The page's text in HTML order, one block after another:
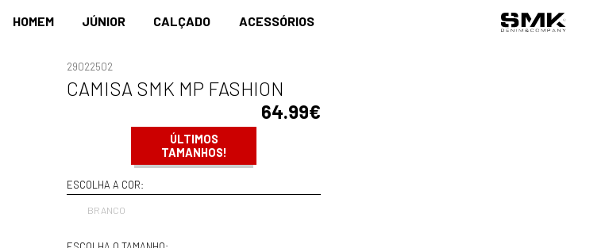
HOMEM JÚNIOR CALÇADO ACESSÓRIOS
29022502
CAMISA SMK MP FASHION
64.99€
ÚLTIMOS
TAMANHOS!
ESCOLHA A COR:
BRANCO